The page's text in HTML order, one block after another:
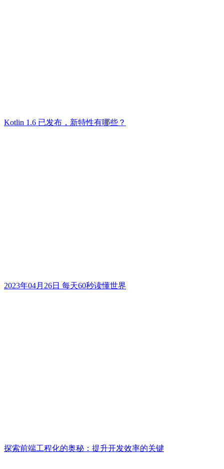
Kotlin 1.6 已发布，新特性有哪些？
2023年04月26日 每天60秒读懂世界
探索前端工程化的奥秘：提升开发效率的关键